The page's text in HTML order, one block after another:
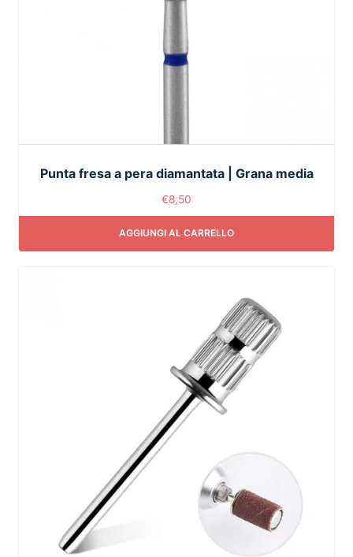
Punta fresa a pera diamantata | Grana media
€8,50
AGGIUNGI AL CARRELLO